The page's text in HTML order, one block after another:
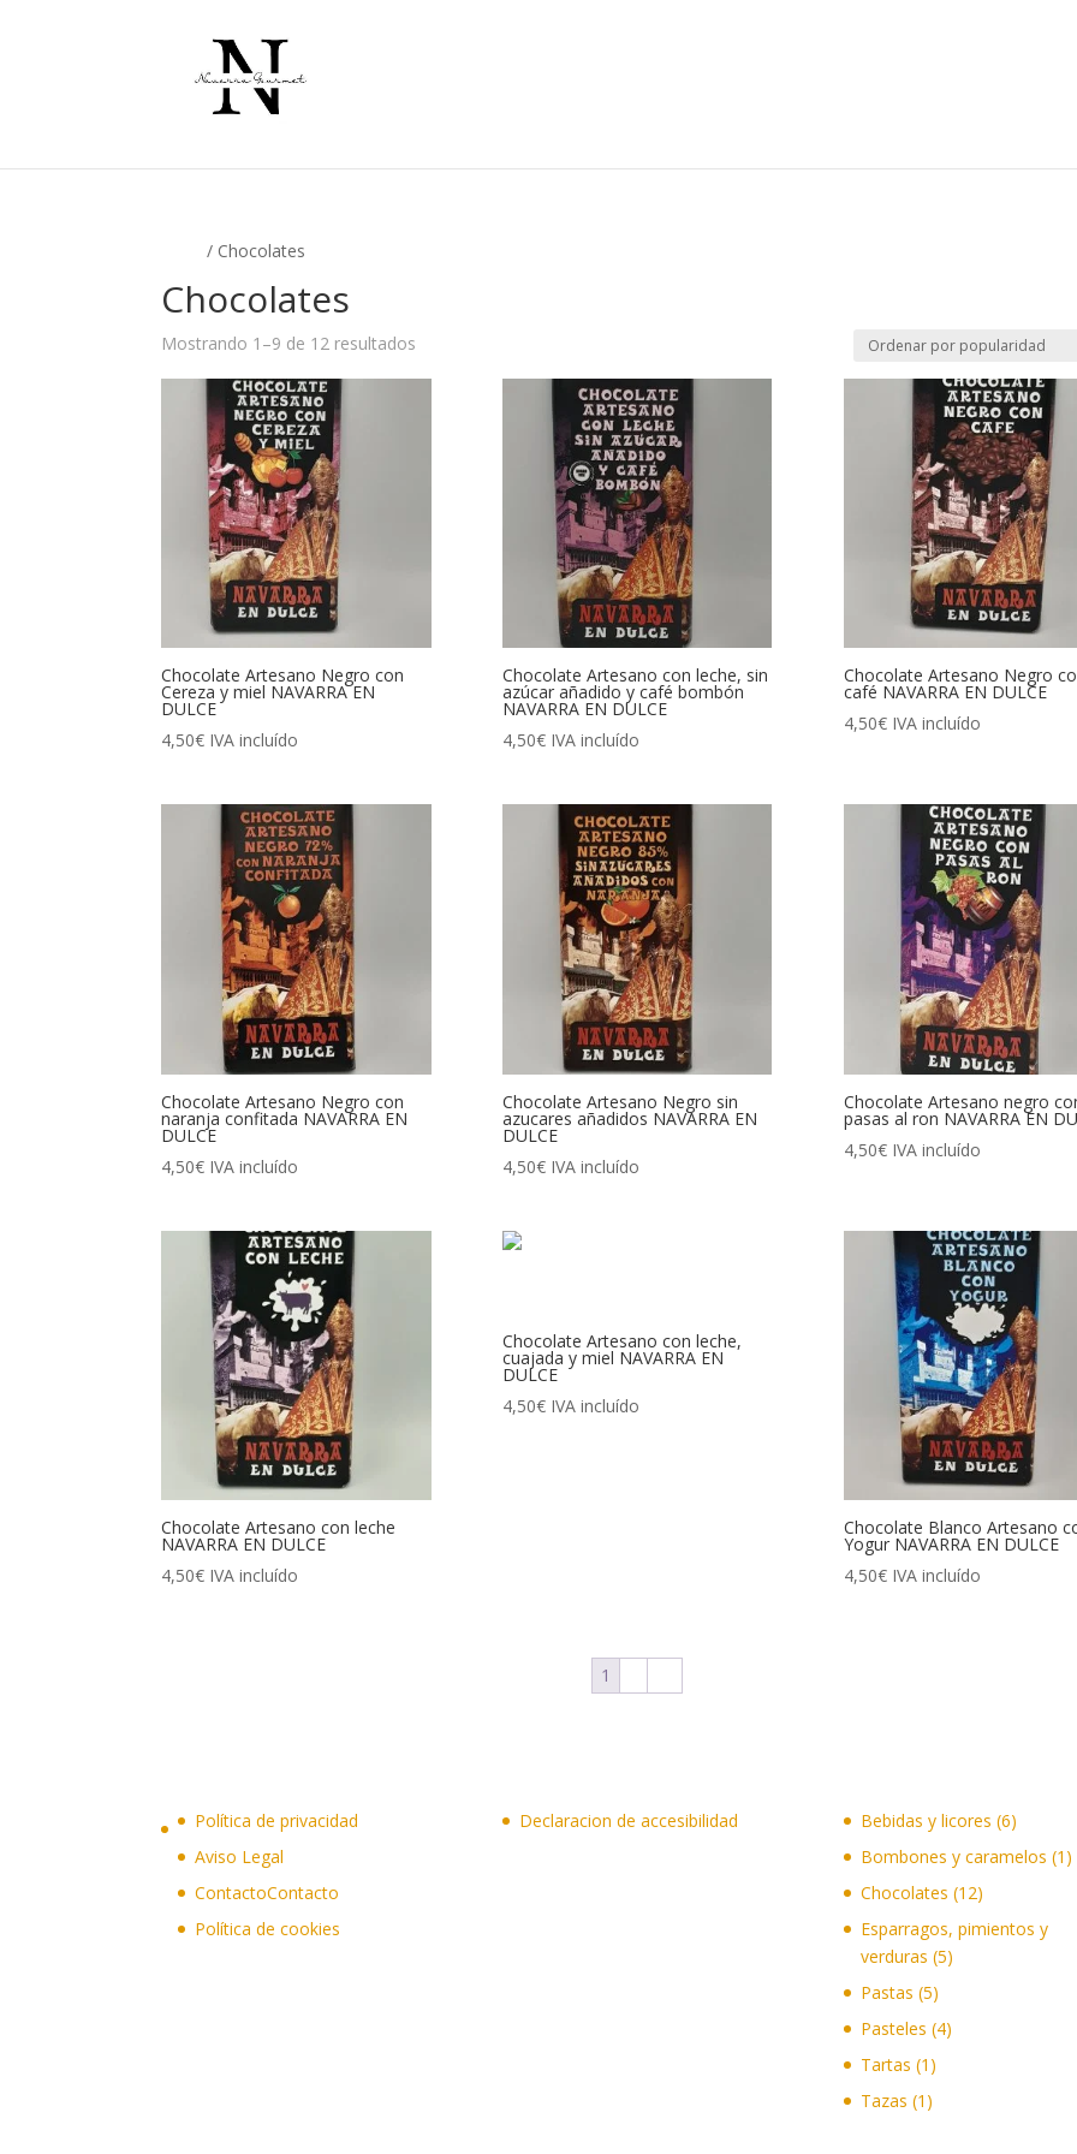
/ Chocolates
Chocolates
Mostrando 1–9 de 12 resultados
Chocolate Artesano Negro con
Cereza y miel NAVARRA EN
DULCE
4,50€ IVA incluído
Chocolate Artesano con leche, sin
azúcar añadido y café bombón
NAVARRA EN DULCE
4,50€ IVA incluído
Chocolate Artesano Negro
café NAVARRA EN DULCE
4,50€ IVA incluído
Chocolate Artesano Negro con
naranja confitada NAVARRA EN
DULCE
4,50€ IVA incluído
Chocolate Artesano Negro sin
azucares añadidos NAVARRA EN
DULCE
4,50€ IVA incluído
Chocolate Artesano negro
pasas al ron NAVARRA EN
4,50€ IVA incluído
Chocolate Artesano con leche
NAVARRA EN DULCE
4,50€ IVA incluído
Chocolate Artesano con leche,
cuajada y miel NAVARRA EN
DULCE
4,50€ IVA incluído
Chocolate Blanco Artesano
Yogur NAVARRA EN DULCE
4,50€ IVA incluído
1
Política de privacidad
Aviso Legal
ContactoContacto
Política de cookies
Declaracion de accesibilidad Bebidas y licores 66
Bombones y caramelos 1 1
Chocolates 1212
productos
Esparragos, pimientos y
verduras 55
Pastas 55
productos
Pasteles 44
Tartas 1 1
producto
Tazas 1 1